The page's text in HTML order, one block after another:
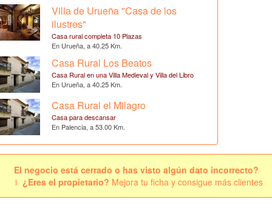
Villa de Urueña "Casa de los
ilustres"
Casa rural completa 10 Plazas
En Urueña, a 40.25 Km.
Casa Rural Los Beatos
Casa Rural en una Villa Medieval y Villa del Libro
En Urueña, a 40.25 Km.
Casa Rural el Milagro
Casa para descansar
En Palencia, a 53.00 Km.
El negocio está cerrado o has visto algún dato incorrecto?
¿Eres el propietario? Mejora tu ficha y consigue más clientes